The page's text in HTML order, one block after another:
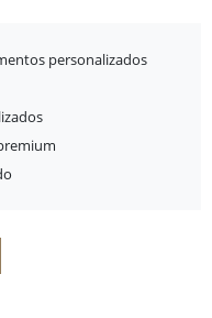
personalizados